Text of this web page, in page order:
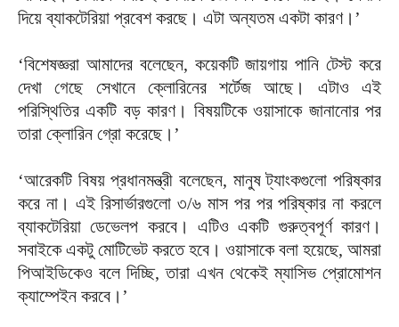
দিয়ে ব্যাকটেরিয়া প্রবেশ করছে। এটা অন্যতম একটা কারণ।’
‘বিশেষজ্ঞরা আমাদের বলেছেন, কয়েকটি জায়গায় পানি টেস্ট করে
দেখা গেছে সেখানে ক্লোরিনের শর্টেজ আছে। এটাও এই
পরিস্থিতির একটি বড় কারণ। বিষয়টিকে ওয়াসাকে জানানোর পর
তারা ক্লোরিন গ্রো করেছে।’
‘আরেকটি বিষয় প্রধানমন্ত্রী বলেছেন, মানুষ ট্যাংকগুলো পরিষ্কার
করে না। এই রিসার্ভারগুলো ৩/৬ মাস পর পর পরিষ্কার না করলে
ব্যাকটেরিয়া ডেভেলপ করবে। এটিও একটি গুরুত্বপূর্ণ কারণ।
সবাইকে একটু মোটিভেট করতে হবে। ওয়াসাকে বলা হয়েছে, আমরা
পিআইডিকেও বলে দিচ্ছি, তারা এখন থেকেই ম্যাসিভ প্রোমোশন
ক্যাম্পেইন করবে।’